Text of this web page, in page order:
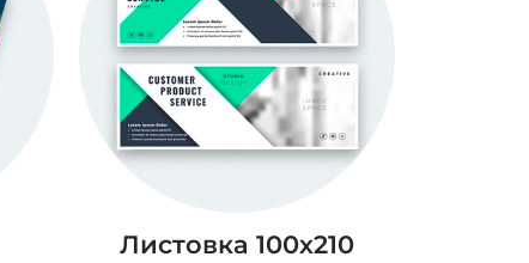
Листовка 100х210